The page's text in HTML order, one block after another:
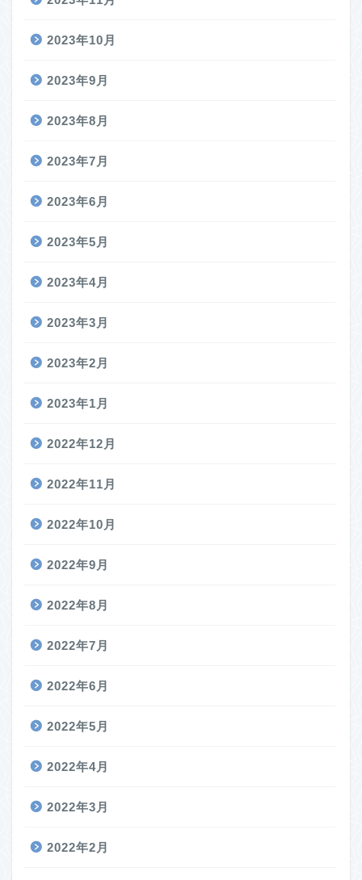
2023年10月
2023年9月
2023年8月
2023年7月
2023年6月
2023年5月
2023年4月
2023年3月
2023年2月
2023年1月
2022年12月
2022年11月
2022年10月
2022年9月
2022年8月
2022年7月
2022年6月
2022年5月
2022年4月
2022年3月
2022年2月